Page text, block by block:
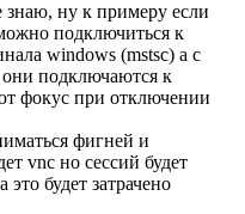
знаю, ну к примеру если
подключиться к
windows (mstsc) а с
подключаются к
фокус при отключении
фигней и
vnc но сессий будет
это будет затрачено